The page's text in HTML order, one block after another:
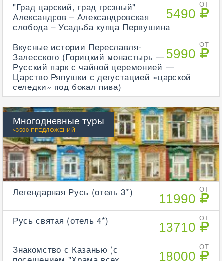
ОТ
5490
"Град царский, град грозный"
Александров – Александровская
слобода – Усадьба купца Первушина
ОТ
5990
Вкусные истории Переславля-
Залесского (Горицкий монастырь —
Русский парк с чайной церемонией —
Царство Ряпушки с дегустацией «царской
селедки» под бокал пива)
Многодневные туры
>3500 ПРЕДЛОЖЕНИЙ
ОТ
11990
Легендарная Русь (отель 3*)
ОТ
13710
Русь святая (отель 4*)
ОТ
18000
Знакомство с Казанью (с